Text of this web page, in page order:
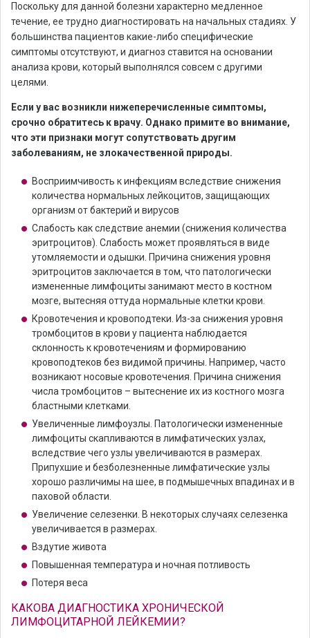
Поскольку для данной болезни характерно медленное
течение, ее трудно диагностировать на начальных стадиях. У
большинства пациентов какие-либо специфические
симптомы отсутствуют, и диагноз ставится на основании
анализа крови, который выполнялся совсем с другими
целями.
Если у вас возникли нижеперечисленные симптомы,
срочно обратитесь к врачу. Однако примите во внимание,
что эти признаки могут сопутствовать другим
заболеваниям, не злокачественной природы.
Восприимчивость к инфекциям вследствие снижения
количества нормальных лейкоцитов, защищающих
организм от бактерий и вирусов
Слабость как следствие анемии (снижения количества
эритроцитов). Слабость может проявляться в виде
утомляемости и одышки. Причина снижения уровня
эритроцитов заключается в том, что патологически
измененные лимфоциты занимают место в костном
мозге, вытесняя оттуда нормальные клетки крови.
Кровотечения и кровоподтеки. Из-за снижения уровня
тромбоцитов в крови у пациента наблюдается
склонность к кровотечениям и формированию
кровоподтеков без видимой причины. Например, часто
возникают носовые кровотечения. Причина снижения
числа тромбоцитов – вытеснение их из костного мозга
бластными клетками.
Увеличенные лимфоузлы. Патологически измененные
лимфоциты скапливаются в лимфатических узлах,
вследствие чего узлы увеличиваются в размерах.
Припухшие и безболезненные лимфатические узлы
хорошо различимы на шее, в подмышечных впадинах и в
паховой области.
Увеличение селезенки. В некоторых случаях селезенка
увеличивается в размерах.
Вздутие живота
Повышенная температура и ночная потливость
Потеря веса
КАКОВА ДИАГНОСТИКА ХРОНИЧЕСКОЙ
ЛИМФОЦИТАРНОЙ ЛЕЙКЕМИИ?